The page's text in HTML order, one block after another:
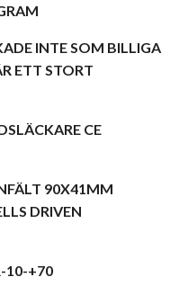
INTE SOM BILLIGA
ETT STORT
CE
90X41MM
DRIVEN
10-+70